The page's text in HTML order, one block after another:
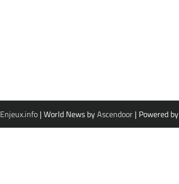
Enjeux.info| World News byAscendoor| Powered by